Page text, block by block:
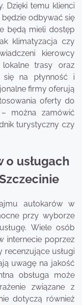
Dzięki temu klienci
odbywać się
będą mieli dostęp
klimatyzacja czy
kierowcy
trasy oraz
się na płynność i
firmy oferują
oferty do
można zamówić
turystyczny czy
o usługach
autokarów w
przy wyborze
Wiele osób
internecie poprzez
recenzujące usługi
uwagę na jakość
obsługa może
związane z
dotyczą również